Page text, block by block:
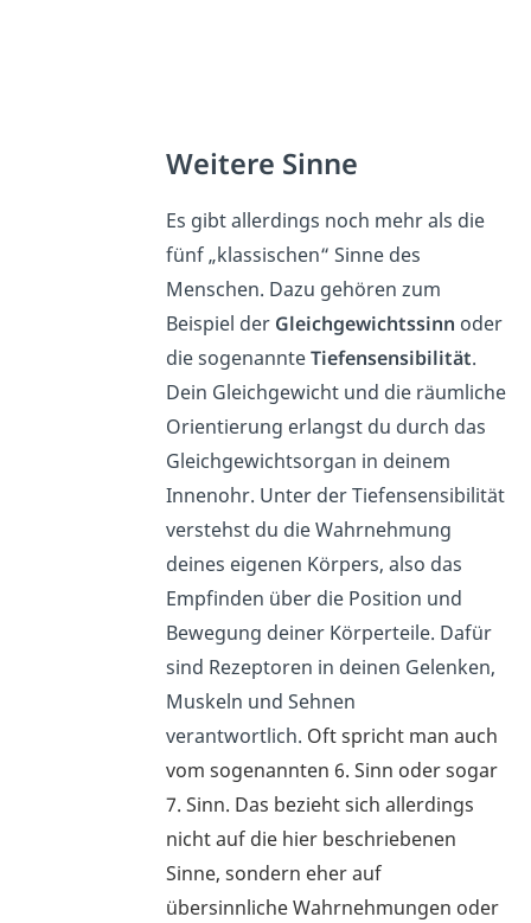
Weitere Sinne
Es gibt allerdings noch mehr als die
fünf „klassischen“ Sinne des
Menschen. Dazu gehören zum
Beispiel der Gleichgewichtssinn oder
die sogenannteTiefensensibilität.
Dein Gleichgewicht und die räumliche
Orientierung erlangst du durch das
Gleichgewichtsorgan in deinem
Innenohr. Unter der Tiefensensibilität
verstehst du die Wahrnehmung
deines eigenen Körpers, also das
Empfinden über die Position und
Bewegung deiner Körperteile. Dafür
sind Rezeptoren in deinen Gelenken,
Muskeln und Sehnen
verantwortlich. Oft spricht man auch
vom sogenannten 6. Sinn oder sogar
7. Sinn. Das bezieht sich allerdings
nicht auf die hier beschriebenen
Sinne, sondern eher auf
übersinnliche Wahrnehmungen oder